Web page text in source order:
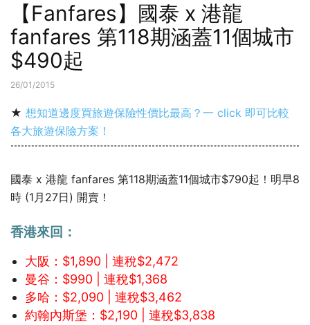
【Fanfares】國泰 x 港龍
fanfares 第118期涵蓋11個城市
$490起
26/01/2015
★ 想知道邊度買旅遊保險性價比最高？一 click 即可比較
各大旅遊保險方案！
國泰 x 港龍 fanfares 第118期涵蓋11個城市$790起！明早8
時 (1月27日) 開賣！
香港來回：
大阪：$1,890 | 連稅$2,472
曼谷：$990 | 連稅$1,368
多哈：$2,090 | 連稅$3,462
約翰內斯堡：$2,190 | 連稅$3,838